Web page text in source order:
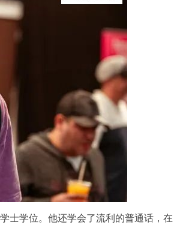
士学位。他还学会了流利的普通话，在